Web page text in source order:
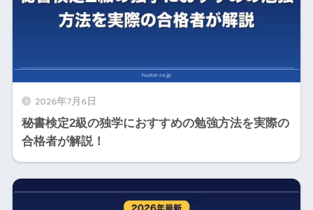
2026年7月6日
秘書検定2級の独学におすすめの勉強方法を実際の
合格者が解説！